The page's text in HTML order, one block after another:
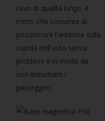
cavo di qualità lungo 4
metri, che consente di
posizionare l'antenna sulla
cupola dell'auto senza
problemi e in modo da
non disturbare i
passeggeri.